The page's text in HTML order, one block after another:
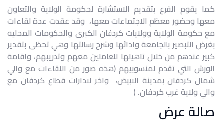
كما يقوم الفرع بتقديم الاستشارة لحكومة الولاية والتعاون
معها وحضور معظم الاجتماعات معها، وقد عقدت عدة لقاءات
مع حكومة الولاية وولايات كردفان الكبرى والحكومات المحليه
بغرض التبصير بالجامعة وادائها وشرح رسالتها وهي تحظى بتقدير
كبير عندهم من خلال تاهيلها للعاملين معهم وتدريبهم، واقامة
الورش التي تقدم لمنسوبيهم (هذه صور من اللقاءات مع والي
شمال كردفان بمدينة الابيض، واخر لادارات قطاع كردفان مع
والي ولاية غرب كردفان. )
صالة عرض